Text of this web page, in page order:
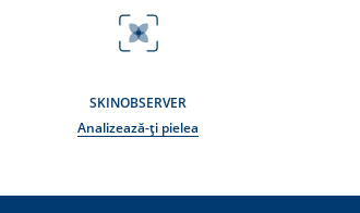
SKINOBSERVER
Analizează-ți pielea